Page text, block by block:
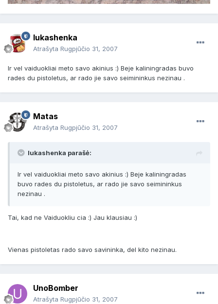
lukashenka
Atrašyta Rugpjūčio 31, 2007
Ir vel vaiduokliai meto savo akinius :) Beje kaliningradas buvo
rades du pistoletus, ar rado jie savo seimininkus nezinau .
Matas
Atrašyta Rugpjūčio 31, 2007
lukashenka parašė:
Ir vel vaiduokliai meto savo akinius :) Beje kaliningradas
buvo rades du pistoletus, ar rado jie savo seimininkus
nezinau .
Tai, kad ne Vaiduokliu cia :) Jau klausiau :)
Vienas pistoletas rado savo savininka, del kito nezinau.
UnoBomber
Atrašyta Rugpjūčio 31, 2007